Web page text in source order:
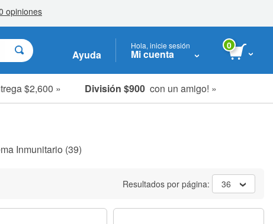
Ayuda
Hola, inicie sesión
Mi cuenta
0
$2,600 » División $900 con un amigo! »
Inmunitario (39)
Resultados por página: 36